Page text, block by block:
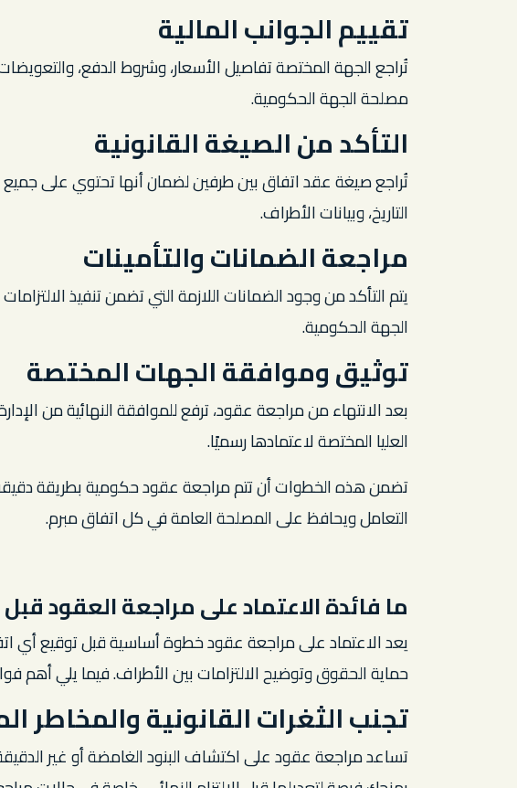
تقييم الجوانب المالية
تُراجع الجهة المختصة تفاصيل الأسعار، وشروط الدفع،
مصلحة الجهة الحكومية.
التأكد من الصيغة القانونية
تُراجع صيغة عقد اتفاق بين طرفين لضمان أنها تحتوي على جميع
التاريخ، وبيانات الأطراف.
مراجعة الضمانات والتأمينات
يتم التأكد من وجود الضمانات اللازمة التي تضمن تنفيذ
الجهة الحكومية.
توثيق وموافقة الجهات المختصة
بعد الانتهاء من مراجعة عقود، ترفع للموافقة النهائية من
العليا المختصة لاعتمادها رسميًا.
تضمن هذه الخطوات أن تتم مراجعة عقود حكومية بطريقة
التعامل ويحافظ على المصلحة العامة في كل اتفاق مبرم.
ما فائدة الاعتماد على مراجعة العقود
يعد الاعتماد على مراجعة عقود خطوة أساسية قبل توقيع أي
حماية الحقوق وتوضيح الالتزامات بين الأطراف. فيما يلي أهم
تجنب الثغرات القانونية والمخاطر
تساعد مراجعة عقود على اكتشاف البنود الغامضة أو غير